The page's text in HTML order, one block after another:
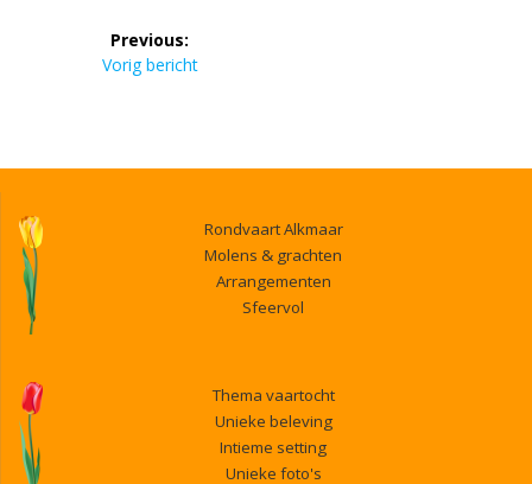
Bericht
navigatie
Previous:
Previous
Vorig bericht
Rondvaart Alkmaar
Molens & grachten
Arrangementen
Sfeervol
Thema vaartocht
Unieke beleving
Intieme setting
Unieke foto's